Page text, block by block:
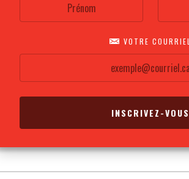
VOTRE COURRIEL